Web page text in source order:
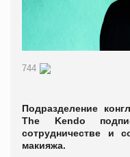
744
Подразделение
The Kendo
сотрудничестве и
макияжа.